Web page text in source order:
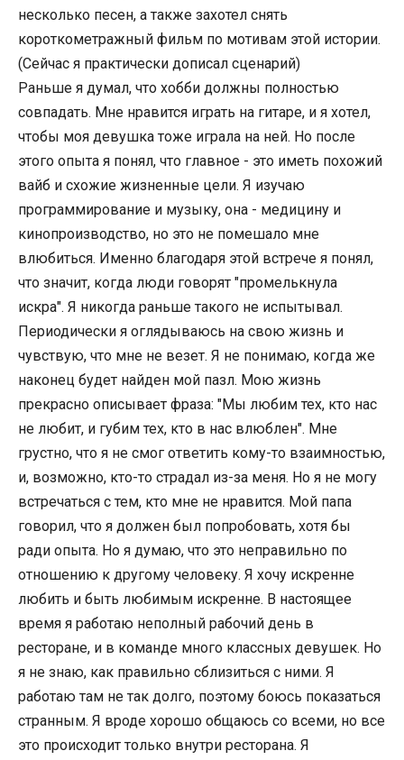
несколько песен, а также захотел снять
короткометражный фильм по мотивам этой истории.
(Сейчас я практически дописал сценарий)
Раньше я думал, что хобби должны полностью
совпадать. Мне нравится играть на гитаре, и я хотел,
чтобы моя девушка тоже играла на ней. Но после
этого опыта я понял, что главное - это иметь похожий
вайб и схожие жизненные цели. Я изучаю
программирование и музыку, она - медицину и
кинопроизводство, но это не помешало мне
влюбиться. Именно благодаря этой встрече я понял,
что значит, когда люди говорят "промелькнула
искра". Я никогда раньше такого не испытывал.
Периодически я оглядываюсь на свою жизнь и
чувствую, что мне не везет. Я не понимаю, когда же
наконец будет найден мой пазл. Мою жизнь
прекрасно описывает фраза: "Мы любим тех, кто нас
не любит, и губим тех, кто в нас влюблен". Мне
грустно, что я не смог ответить кому-то взаимностью,
и, возможно, кто-то страдал из-за меня. Но я не могу
встречаться с тем, кто мне не нравится. Мой папа
говорил, что я должен был попробовать, хотя бы
ради опыта. Но я думаю, что это неправильно по
отношению к другому человеку. Я хочу искренне
любить и быть любимым искренне. В настоящее
время я работаю неполный рабочий день в
ресторане, и в команде много классных девушек. Но
я не знаю, как правильно сблизиться с ними. Я
работаю там не так долго, поэтому боюсь показаться
странным. Я вроде хорошо общаюсь со всеми, но все
это происходит только внутри ресторана. Я